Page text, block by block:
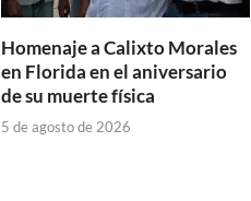
Homenaje a Calixto Morales
en Florida en el aniversario
de su muerte física
5 de agosto de 2026